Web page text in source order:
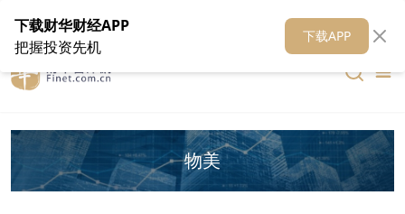
在线客服 关于我们 财华媒体矩阵 财华智库
物美
下载财华财经APP
把握投资先机
下载APP